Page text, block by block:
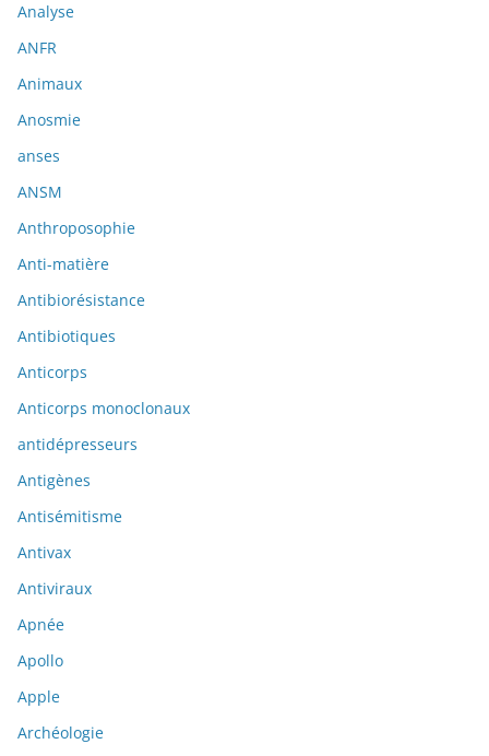
Analyse
ANFR
Animaux
Anosmie
anses
ANSM
Anthroposophie
Anti-matière
Antibiorésistance
Antibiotiques
Anticorps
Anticorps monoclonaux
antidépresseurs
Antigènes
Antisémitisme
Antivax
Antiviraux
Apnée
Apollo
Apple
Archéologie